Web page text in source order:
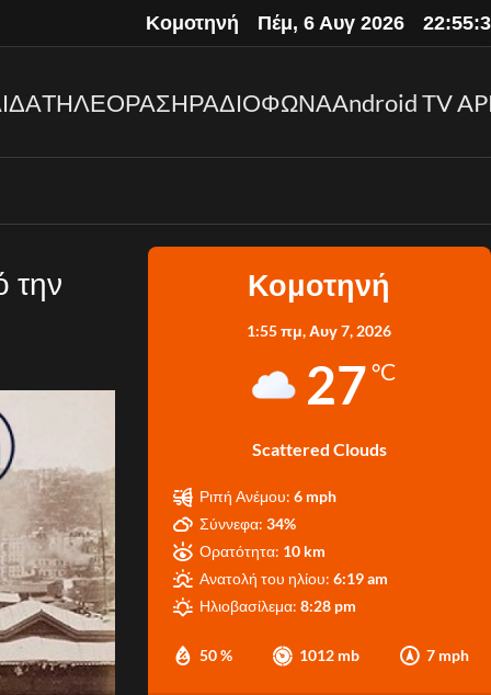
Κομοτηνή Πέμ, 6 Αυγ 2026
ΤΗΛΕΟΡΑΣΗΡΑΔΙΟΦΩΝΑAndroid TV
την
Κομοτηνή
1:55 πμ,Αυγ 7, 2026
27 °C
Scattered Clouds
50 % 1012 mb 7 mph
Ριπή Ανέμου: 6 mph
Σύννεφα: 34%
Ορατότητα: 10 km
Ανατολή του ηλίου: 6:19 am
Ηλιοβασίλεμα: 8:28 pm